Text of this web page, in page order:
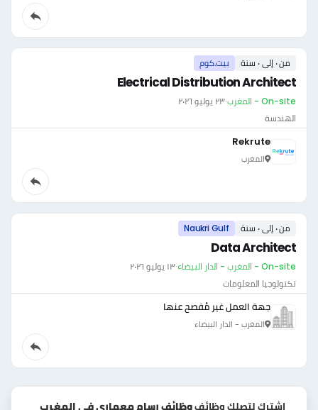
من ٠ إلى ٠ سنة بيت.كوم
Electrical Distribution Architect
On-site - المغرب ·٢٣ يوليو ٢٠٢٦
الهندسة
Rekrute
المغرب
من ٠ إلى ٠ سنة Naukri Gulf
Data Architect
On-site - المغرب - الدار البيضاء ·١٣ يوليو ٢٠٢٦
تكنولوجيا المعلومات
جهة العمل غير مُفصح عنها
المغرب - الدار البيضاء
اشترك لتصلك وظائفوظائف رسام معماري في المغرب